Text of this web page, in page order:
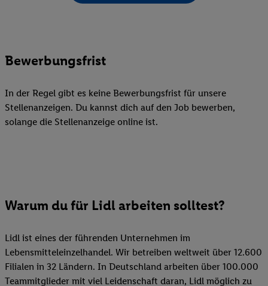
Bewerbungsfrist
In der Regel gibt es keine Bewerbungsfrist für unsere
Stellenanzeigen. Du kannst dich auf den Job bewerben,
solange die Stellenanzeige online ist.
Warum du für Lidl arbeiten solltest?
Lidl ist eines der führenden Unternehmen im
Lebensmitteleinzelhandel. Wir betreiben weltweit über 12.600
Filialen in 32 Ländern. In Deutschland arbeiten über 100.000
Teammitglieder mit viel Leidenschaft daran, Lidl möglich zu